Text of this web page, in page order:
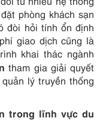
phòng khách sạn
đòi hỏi tính ổn định
giao dịch cũng là
khai thác ngành
tham gia giải quyết
lý truyền thống
trong lĩnh vực du